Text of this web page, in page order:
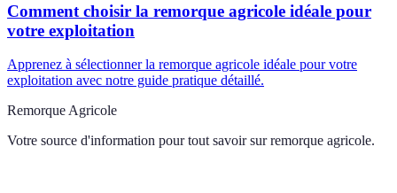
Comment choisir la remorque agricole idéale pour
votre exploitation
Apprenez à sélectionner la remorque agricole idéale pour votre
exploitation avec notre guide pratique détaillé.
Remorque Agricole
Votre source d'information pour tout savoir sur remorque agricole.